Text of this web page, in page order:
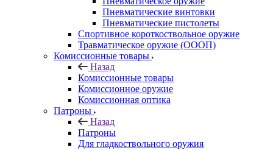
Пневматические винтовки
Пневматические пистолеты
Спортивное короткоствольное оружие
Травматическое оружие (ОООП)
Комиссионные товары
Назад
Комиссионные товары
Комиссионное оружие
Комиссионная оптика
Патроны
Назад
Патроны
Для гладкоствольного оружия